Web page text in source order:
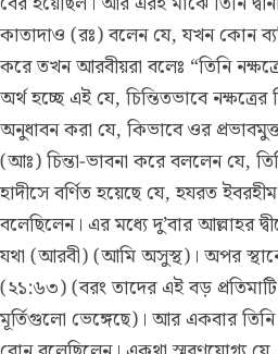
কাতাদাও (রঃ) বলেন যে, যখন কোন
করে তখন আরবীয়রা বলেঃ “তিনি
অর্থ হচ্ছে এই যে, চিন্তিতভাবে
অনুধাবন করা যে, কিভাবে ওর
(আঃ) চিন্তা-ভাবনা করে বললেন যে,
হাদীসে বর্ণিত হয়েছে যে, হযরত
বলেছিলেন। এর মধ্যে দু’বার আল্লাহর
যথা (আরবী) (আমি অসুস্থ)। অপর
(২১:৬৩) (বরং তাদের এই বড়
মূর্তিগুলো ভেঙ্গেছে)। আর একবার তিনি